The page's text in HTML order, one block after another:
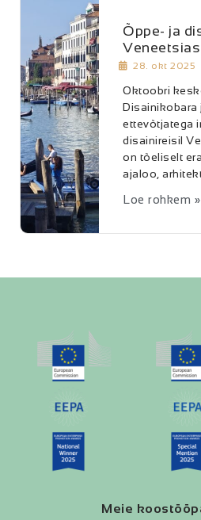
Õppe- ja
28. okt 2025
Oktoobri
Disainikobara
ettevõtjatega
disainireisil
on tõeliselt
ajaloo,
Loe rohkem »
Meie